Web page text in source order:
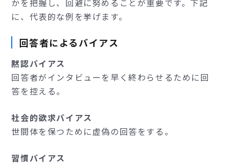
かを把握し、回避に努めることが重要です。下記
に、代表的な例を挙げます。
回答者によるバイアス
黙認バイアス
回答者がインタビューを早く終わらせるために回
答を控える。
社会的欲求バイアス
世間体を保つために虚偽の回答をする。
習慣バイアス